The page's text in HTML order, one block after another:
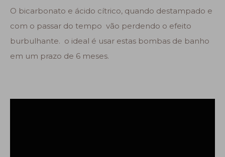
O bicarbonato e ácido cítrico, quando destampado e
com o passar do tempo vão perdendo o efeito
burbulhante. o ideal é usar estas bombas de banho
em um prazo de 6 meses.